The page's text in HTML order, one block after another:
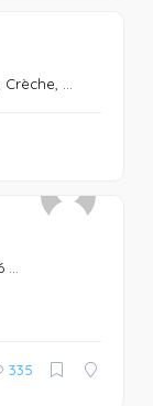
...
335